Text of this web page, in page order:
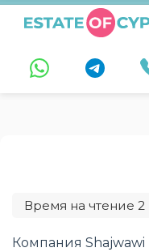
Компания Shajwawi